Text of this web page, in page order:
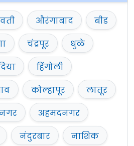
औरंगाबाद
बीड
चंद्रपूर
धुळे
हिंगोली
कोल्हापूर
लातूर
अहमदनगर
नंदुरबार
नाशिक